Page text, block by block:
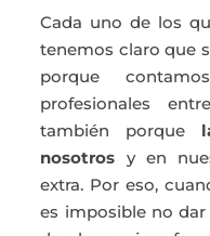
Cada uno de los
tenemos claro que
porque
profesionales
también porque
nosotros y en
extra. Por eso,
es imposible no